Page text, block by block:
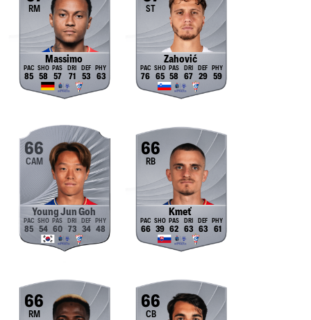
RM
Massimo
85 58 57 71 53 63
ST
Zahović
76 65 58 67 29 59
66
CAM
Young Jun Goh
85 54 60 73 34 48
66
RB
Kmeť
66 39 62 63 63 61
66
RM
66
CB